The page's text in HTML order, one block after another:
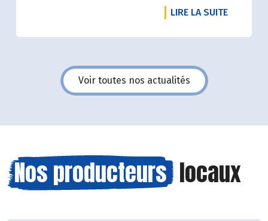
transparence vis-à-vis de l'ensemble de nos
parties prenantes (Paysan.ne.s Associé.e.s,
magasins...) et de nos clients. Il contient un
Biocoop dans l’objectif de rendre accessible
et désirable une bio exigeante.
LIRE LA SUITEDE
Voir toutes nos actualités
Nos producteurs locaux